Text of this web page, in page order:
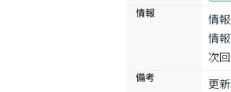
情報
情
情
次
備考
更